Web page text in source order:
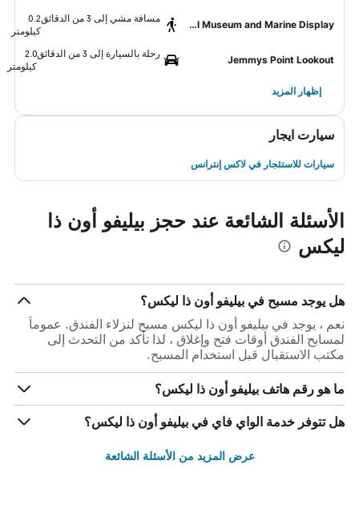
Griffith's Sea Shell Museum and Marine Display
مسافة مشي إلى 3 من الدقائق
0.2
كيلومتر
Jemmys Point Lookout
رحلة بالسيارة إلى 3 من الدقائق
2.0
كيلومتر
إظهار المزيد
سيارت ايجار
سيارات للاستئجار في لاكس إنترانس
الأسئلة الشائعة عند حجز بيليفو أون ذا
ليكس
هل يوجد مسبح في بيليفو أون ذا ليكس؟
نعم ، يوجد في بيليفو أون ذا ليكس مسبح لنزلاء الفندق. عموماً
لمسابح الفندق أوقات فتح وإغلاق ، لذا تأكد من التحدث إلى
مكتب الاستقبال قبل استخدام المسبح.
ما هو رقم هاتف بيليفو أون ذا ليكس؟
هل تتوفر خدمة الواي فاي في بيليفو أون ذا ليكس؟
عرض المزيد من الأسئلة الشائعة